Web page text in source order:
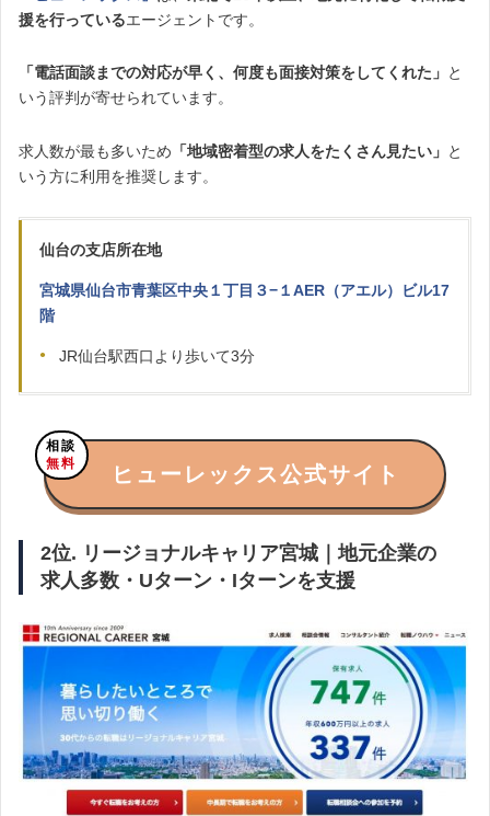
援を行っているエージェントです。
「電話面談までの対応が早く、何度も面接対策をしてくれた」 と
いう評判が寄せられています。
求人数が最も多いため 「地域密着型の求人をたくさん見たい」 と
いう方に利用を推奨します。
仙台の支店所在地
宮城県仙台市青葉区中央１丁目３−１AER（アエル）ビル17
階
JR仙台駅西口より歩いて3分
相談
無料
ヒューレックス公式サイト
2位. リージョナルキャリア宮城｜地元企業の
求人多数・Uターン・Iターンを支援